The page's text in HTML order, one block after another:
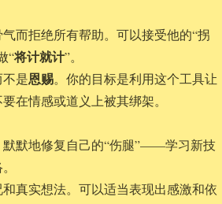
而拒绝所有帮助。可以接受他的“拐
“将计就计”。
是恩赐。你的目标是利用这个工具让
在情感或道义上被其绑架。
默默地修复自己的“伤腿”——学习新技
真实想法。可以适当表现出感激和依